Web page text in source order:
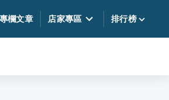
專欄文章 店家專區 排行榜